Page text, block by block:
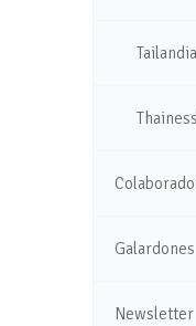
Galardones
Newsletter